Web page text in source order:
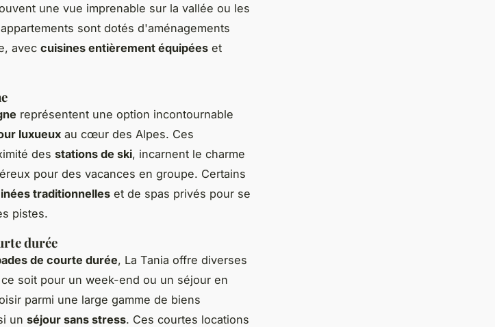
une vue imprenable sur la vallée ou les
sont dotés d'aménagements
avec cuisines entièrement équipées et
représentent une option incontournable
luxueux au cœur des Alpes. Ces
des stations de ski, incarnent le charme
pour des vacances en groupe. Certains
traditionnelles et de spas privés pour se
pistes.
durée
de courte durée, La Tania offre diverses
soit pour un week-end ou un séjour en
parmi une large gamme de biens
un séjour sans stress. Ces courtes locations